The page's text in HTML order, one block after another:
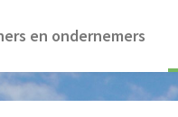
en ondernemers